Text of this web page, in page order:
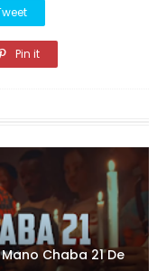
Pin it
Chaba 21 De